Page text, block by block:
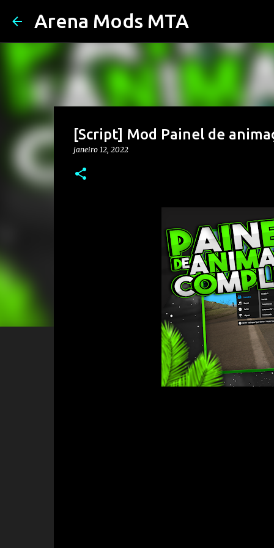
Arena Mods MTA
[Script] Mod Painel de
janeiro 12, 2022